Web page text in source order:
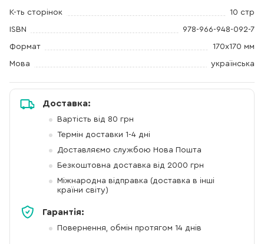
К-ть сторінок 10 стр
ISBN 978-966-948-092-7
Формат 170х170 мм
Мова українська
Доставка:
Вартість від 80 грн
Термін доставки 1-4 дні
Доставляємо службою Нова Пошта
Безкоштовна доставка від 2000 грн
Міжнародна відправка (доставка в інші
країни світу)
Гарантія:
Повернення, обмін протягом 14 днів